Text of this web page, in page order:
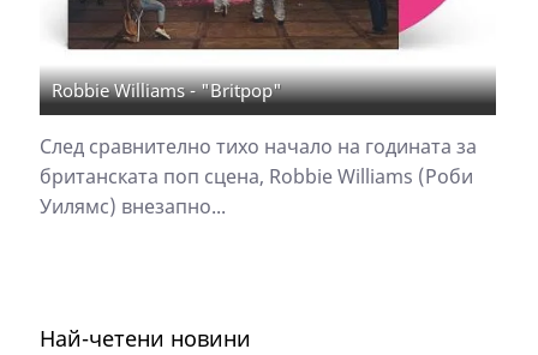
Robbie Williams - "Britpop"
След сравнително тихо начало на годината за
британската поп сцена, Robbie Williams (Роби
Уилямс) внезапно...
Най-четени новини